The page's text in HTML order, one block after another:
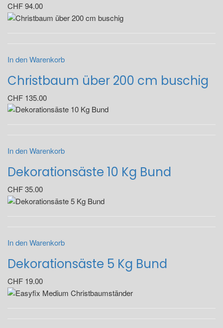
CHF94.00
In den Warenkorb
Christbaum über 200 cm buschig
CHF 135.00
In den Warenkorb
Dekorationsäste 10 Kg Bund
CHF35.00
In den Warenkorb
Dekorationsäste 5 Kg Bund
CHF 19.00